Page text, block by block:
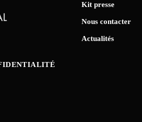
Kit presse
Nous contacter
Actualités